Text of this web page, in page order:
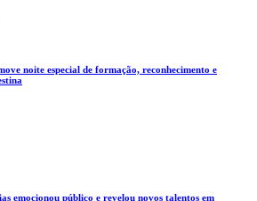
noite especial de formação, reconhecimento e
emocionou público e revelou novos talentos em